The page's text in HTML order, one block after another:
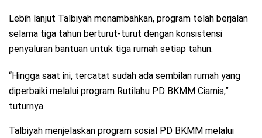
Lebih lanjut Talbiyah menambahkan, program telah berjalan
selama tiga tahun berturut-turut dengan konsistensi
penyaluran bantuan untuk tiga rumah setiap tahun.
“Hingga saat ini, tercatat sudah ada sembilan rumah yang
diperbaiki melalui program Rutilahu PD BKMM Ciamis,”
tuturnya.
Talbiyah menjelaskan program sosial PD BKMM melalui